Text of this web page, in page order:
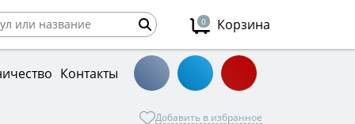
0 Корзина
Контакты
Добавить в избранное